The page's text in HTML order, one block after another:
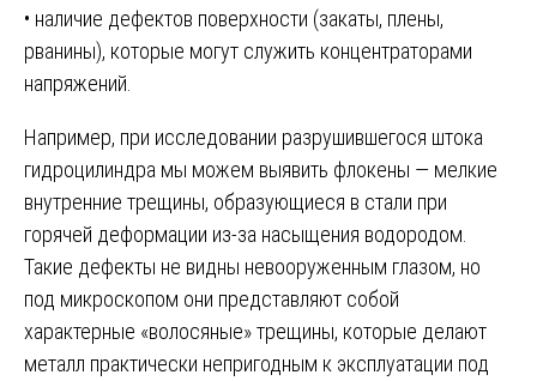
• наличие дефектов поверхности (закаты, плены,
рванины), которые могут служить концентраторами
напряжений.
Например, при исследовании разрушившегося штока
гидроцилиндра мы можем выявить флокены — мелкие
внутренние трещины, образующиеся в стали при
горячей деформации из-за насыщения водородом.
Такие дефекты не видны невооруженным глазом, но
под микроскопом они представляют собой
характерные «волосяные» трещины, которые делают
металл практически непригодным к эксплуатации под